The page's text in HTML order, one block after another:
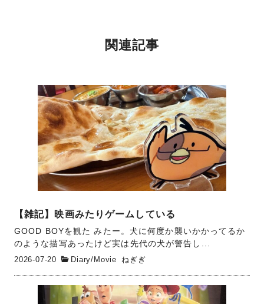
関連記事
【雑記】映画みたりゲームしている
GOOD BOYを観た みたー。犬に何度か襲いかかってるか
のような描写あったけど実は先代の犬が警告し...
2026-07-20
Diary/ Movie ねぎぎ